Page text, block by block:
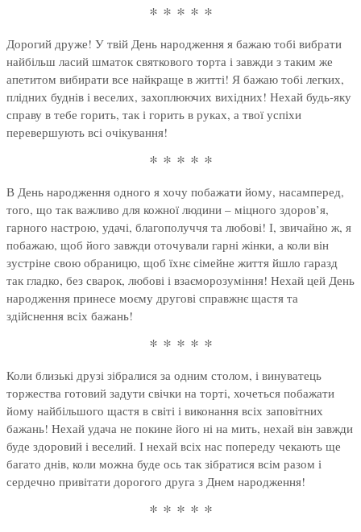
* * * * *
Дорогий друже! У твій День народження я бажаю тобі вибрати
найбільш ласий шматок святкового торта і завжди з таким же
апетитом вибирати все найкраще в житті! Я бажаю тобі легких,
плідних буднів і веселих, захоплюючих вихідних! Нехай будь-яку
справу в тебе горить, так і горить в руках, а твої успіхи
перевершують всі очікування!
* * * * *
В День народження одного я хочу побажати йому, насамперед,
того, що так важливо для кожної людини – міцного здоров’я,
гарного настрою, удачі, благополуччя та любові! І, звичайно ж, я
побажаю, щоб його завжди оточували гарні жінки, а коли він
зустріне свою обраницю, щоб їхнє сімейне життя йшло гаразд
так гладко, без сварок, любові і взаєморозуміння! Нехай цей День
народження принесе моєму другові справжнє щастя та
здійснення всіх бажань!
* * * * *
Коли близькі друзі зібралися за одним столом, і винуватець
торжества готовий задути свічки на торті, хочеться побажати
йому найбільшого щастя в світі і виконання всіх заповітних
бажань! Нехай удача не покине його ні на мить, нехай він завжди
буде здоровий і веселий. І нехай всіх нас попереду чекають ще
багато днів, коли можна буде ось так зібратися всім разом і
сердечно привітати дорогого друга з Днем народження!
* * * * *